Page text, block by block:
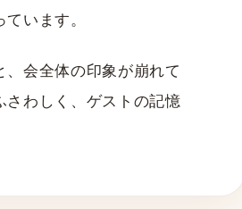
います。
会全体の印象が崩れて
さわしく、ゲストの記憶